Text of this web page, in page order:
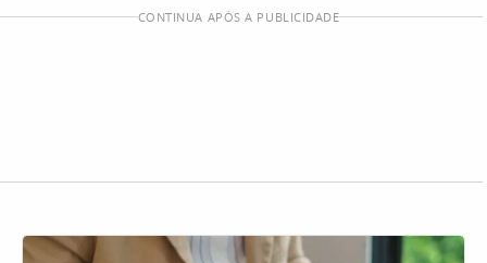
CONTINUA APÓS A PUBLICIDADE